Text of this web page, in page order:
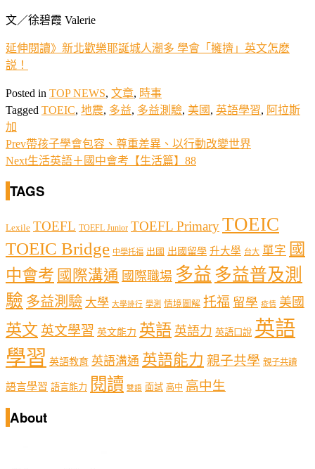
文／徐碧霞 Valerie
延伸閱讀》新北歡樂耶誕城人潮多 學會「擁擠」英文怎麽
説！
Posted in TOP NEWS, 文章, 時事
Tagged TOEIC, 地震, 多益, 多益測驗, 美國 , 英語學習, 阿拉斯
加
Prev帶孩子學會包容、尊重差異、以行動改變世界
Next生活英語＋國中會考【生活篇】88
TAGS
Lexile TOEFL TOEFL Junior TOEFL PrimaryTOEIC
TOEIC Bridge 中學托福 出國 出國留學 升大學 台大 單字 國
中會考 國際溝通 國際職場 多益 多益普及測
驗 多益測驗 大學 大學排行 學測 情境圖解 托福 留學 疫情 美國
英文 英文學習 英文能力 英語 英語力 英語口說 英語
學習 英語教育 英語溝通 英語能力 親子共學 親子共讀
語言學習 語言能力 閱讀 雙語 面試 高中 高中生
About